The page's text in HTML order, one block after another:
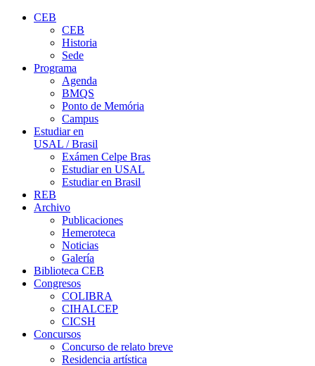
CEB
CEB
Historia
Sede
Programa
Agenda
BMQS
Ponto de Memória
Campus
Estudiar en
USAL / Brasil
Exámen Celpe Bras
Estudiar en USAL
Estudiar en Brasil
REB
Archivo
Publicaciones
Hemeroteca
Noticias
Galería
Biblioteca CEB
Congresos
COLIBRA
CIHALCEP
CICSH
Concursos
Concurso de relato breve
Residencia artística